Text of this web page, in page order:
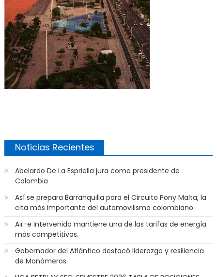
Noticias Recientes
Abelardo De La Espriella jura como presidente de
Colombia
Así se prepara Barranquilla para el Circuito Pony Malta, la
cita más importante del automovilismo colombiano
Air-e Intervenida mantiene una de las tarifas de energía
más competitivas.
Gobernador del Atlántico destacó liderazgo y resiliencia
de Monómeros